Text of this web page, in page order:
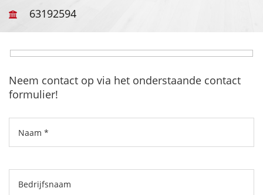
63192594
Neem contact op via het onderstaande contact
formulier!